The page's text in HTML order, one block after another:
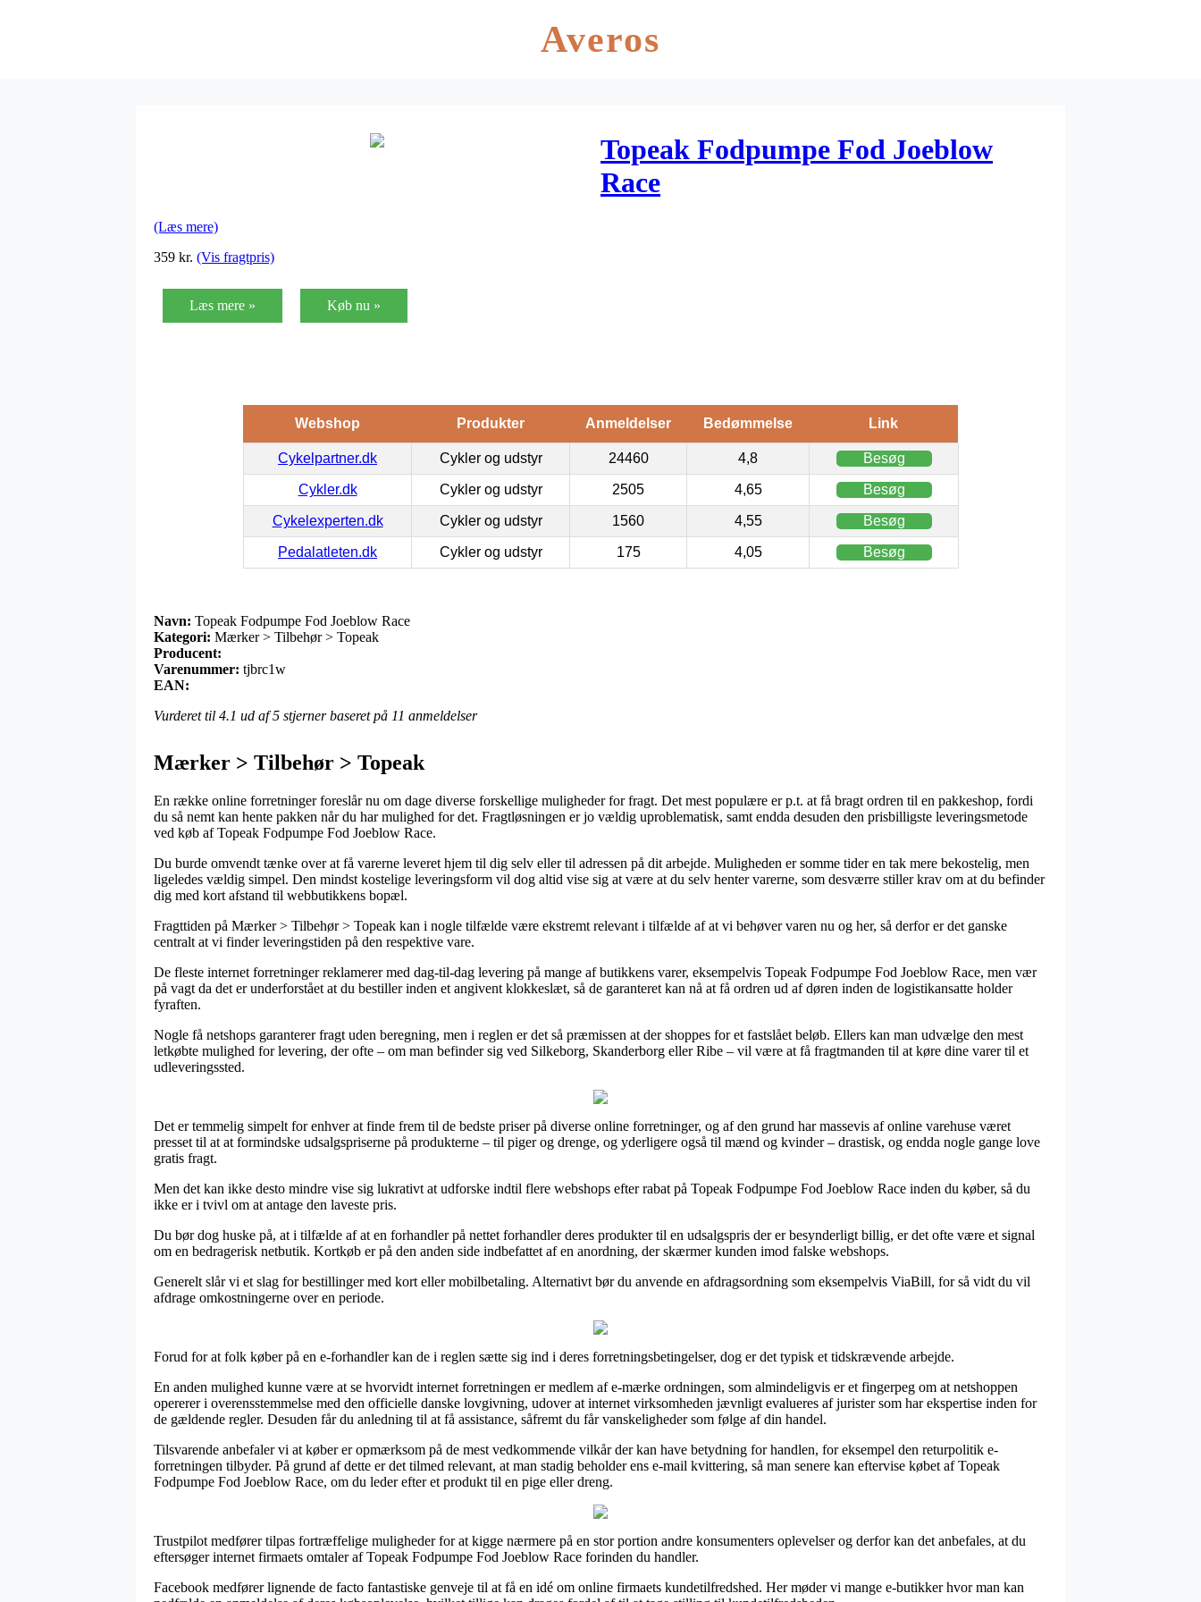
Averos
Topeak Fodpumpe Fod Joeblow
Race
(Læs mere)
359 kr. (Vis fragtpris)
Læs mere » Køb nu »
Webshop Produkter Anmeldelser Bedømmelse Link
Cykelpartner.dk Cykler og udstyr 24460 4,8 Besøg
Cykler.dk Cykler og udstyr 2505 4,65 Besøg
Cykelexperten.dk Cykler og udstyr 1560 4,55 Besøg
Pedalatleten.dk Cykler og udstyr 175 4,05 Besøg
Navn: Topeak Fodpumpe Fod Joeblow Race
Kategori: Mærker > Tilbehør > Topeak
Producent:
Varenummer: tjbrc1w
EAN:
Vurderet til 4.1 ud af 5 stjerner baseret på 11 anmeldelser
Mærker > Tilbehør > Topeak
En række online forretninger foreslår nu om dage diverse forskellige muligheder for fragt. Det mest populære er p.t. at få bragt ordren til en pakkeshop, fordi
du så nemt kan hente pakken når du har mulighed for det. Fragtløsningen er jo vældig uproblematisk, samt endda desuden den prisbilligste leveringsmetode
ved køb af Topeak Fodpumpe Fod Joeblow Race.
Du burde omvendt tænke over at få varerne leveret hjem til dig selv eller til adressen på dit arbejde. Muligheden er somme tider en tak mere bekostelig, men
ligeledes vældig simpel. Den mindst kostelige leveringsform vil dog altid vise sig at være at du selv henter varerne, som desværre stiller krav om at du befinder
dig med kort afstand til webbutikkens bopæl.
Fragttiden på Mærker > Tilbehør > Topeak kan i nogle tilfælde være ekstremt relevant i tilfælde af at vi behøver varen nu og her, så derfor er det ganske
centralt at vi finder leveringstiden på den respektive vare.
De fleste internet forretninger reklamerer med dag-til-dag levering på mange af butikkens varer, eksempelvis Topeak Fodpumpe Fod Joeblow Race, men vær
på vagt da det er underforstået at du bestiller inden et angivent klokkeslæt, så de garanteret kan nå at få ordren ud af døren inden de logistikansatte holder
fyraften.
Nogle få netshops garanterer fragt uden beregning, men i reglen er det så præmissen at der shoppes for et fastslået beløb. Ellers kan man udvælge den mest
letkøbte mulighed for levering, der ofte – om man befinder sig ved Silkeborg, Skanderborg eller Ribe – vil være at få fragtmanden til at køre dine varer til et
udleveringssted.
Det er temmelig simpelt for enhver at finde frem til de bedste priser på diverse online forretninger, og af den grund har massevis af online varehuse været
presset til at at formindske udsalgspriserne på produkterne – til piger og drenge, og yderligere også til mænd og kvinder – drastisk, og endda nogle gange love
gratis fragt.
Men det kan ikke desto mindre vise sig lukrativt at udforske indtil flere webshops efter rabat på Topeak Fodpumpe Fod Joeblow Race inden du køber, så du
ikke er i tvivl om at antage den laveste pris.
Du bør dog huske på, at i tilfælde af at en forhandler på nettet forhandler deres produkter til en udsalgspris der er besynderligt billig, er det ofte være et signal
om en bedragerisk netbutik. Kortkøb er på den anden side indbefattet af en anordning, der skærmer kunden imod falske webshops.
Generelt slår vi et slag for bestillinger med kort eller mobilbetaling. Alternativt bør du anvende en afdragsordning som eksempelvis ViaBill, for så vidt du vil
afdrage omkostningerne over en periode.
Forud for at folk køber på en e-forhandler kan de i reglen sætte sig ind i deres forretningsbetingelser, dog er det typisk et tidskrævende arbejde.
En anden mulighed kunne være at se hvorvidt internet forretningen er medlem af e-mærke ordningen, som almindeligvis er et fingerpeg om at netshoppen
opererer i overensstemmelse med den officielle danske lovgivning, udover at internet virksomheden jævnligt evalueres af jurister som har ekspertise inden for
de gældende regler. Desuden får du anledning til at få assistance, såfremt du får vanskeligheder som følge af din handel.
Tilsvarende anbefaler vi at køber er opmærksom på de mest vedkommende vilkår der kan have betydning for handlen, for eksempel den returpolitik e-
forretningen tilbyder. På grund af dette er det tilmed relevant, at man stadig beholder ens e-mail kvittering, så man senere kan eftervise købet af Topeak
Fodpumpe Fod Joeblow Race, om du leder efter et produkt til en pige eller dreng.
Trustpilot medfører tilpas fortræffelige muligheder for at kigge nærmere på en stor portion andre konsumenters oplevelser og derfor kan det anbefales, at du
eftersøger internet firmaets omtaler af Topeak Fodpumpe Fod Joeblow Race forinden du handler.
Facebook medfører lignende de facto fantastiske genveje til at få en idé om online firmaets kundetilfredshed. Her møder vi mange e-butikker hvor man kan